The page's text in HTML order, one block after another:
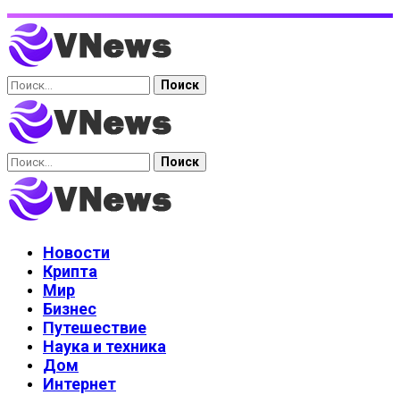
Найти:
Найти:
Новости
Крипта
Мир
Бизнес
Путешествие
Наука и техника
Дом
Интернет